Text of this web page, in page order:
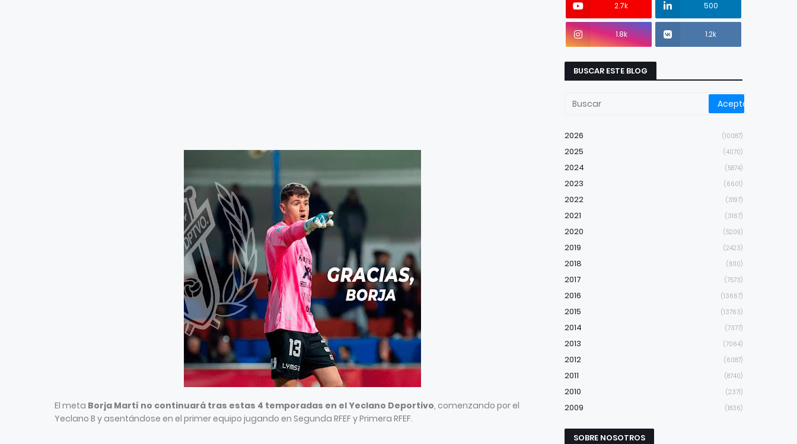
El meta Borja Martí no continuará tras estas 4 temporadas en el Yeclano Deportivo, comenzando por el
Yeclano B y asentándose en el primer equipo jugando en Segunda RFEF y Primera RFEF.
2.7k 500
1.8k 1.2k
BUSCAR ESTE BLOG
2026 (10087)
2025 (4070)
2024 (5874)
2023 (6601)
2022 (3197)
2021 (3167)
2020 (5209)
2019 (2423)
2018 (6110)
2017 (7573)
2016 (13667)
2015 (13763)
2014 (7377)
2013 (7064)
2012 (6087)
2011 (8740)
2010 (2371)
2009 (1836)
SOBRE NOSOTROS